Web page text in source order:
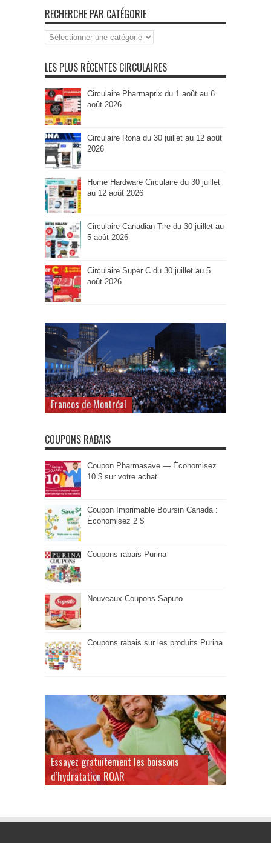
RECHERCHE PAR CATÉGORIE
Recherche
par
LES PLUS RÉCENTES CIRCULAIRES
Circulaire Pharmaprix du 1 août au 6
août 2026
Circulaire Rona du 30 juillet au 12 août
2026
Home Hardware Circulaire du 30 juillet
au 12 août 2026
Circulaire Canadian Tire du 30 juillet au
5 août 2026
Circulaire Super C du 30 juillet au 5
août 2026
Francos de Montréal
COUPONS RABAIS
Coupon Pharmasave — Économisez
10 $ sur votre achat
Coupon Imprimable Boursin Canada :
Économisez 2 $
Coupons rabais Purina
Nouveaux Coupons Saputo
Coupons rabais sur les produits Purina
Essayez gratuitement les boissons
d’hydratation ROAR